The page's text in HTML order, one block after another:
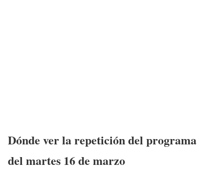
Dónde ver la repetición del programa
del martes 16de marzo